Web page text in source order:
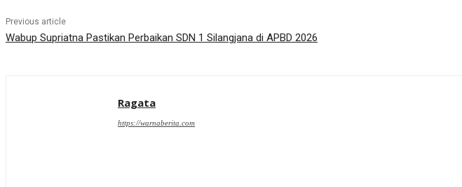
Previous article
Wabup Supriatna Pastikan Perbaikan SDN 1 Silangjana di APBD 2026
Ragata
https://warnaberita.com